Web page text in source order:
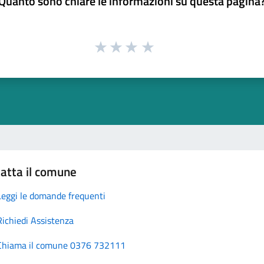
il comune
le domande frequenti
Assistenza
il comune 0376 732111